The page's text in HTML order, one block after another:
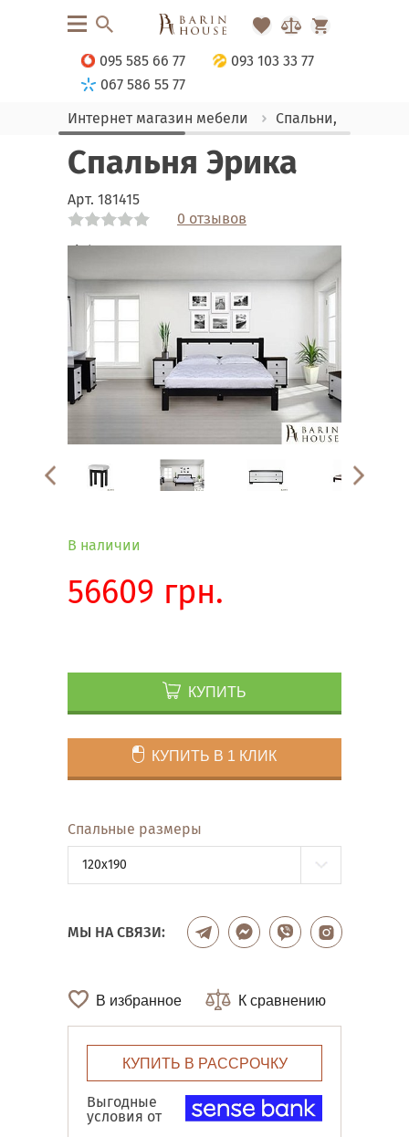
095 585 66 77
093 103 33 77
067 586 55 77
Интернет магазин мебели
Спальни, Кровати
Спальня Эрика
Арт. 181415
0 отзывов
Link
Link
Link
Link
Link
Link
Link
Link
Link
Link
Link
Link
Link
Link
В наличии
56609 грн.
КУПИТЬ
КУПИТЬ В 1 КЛИК
Спальные размеры
120x190
МЫ НА СВЯЗИ:
В избранное К сравнению
КУПИТЬ В РАССРОЧКУ
Выгодные
условия от